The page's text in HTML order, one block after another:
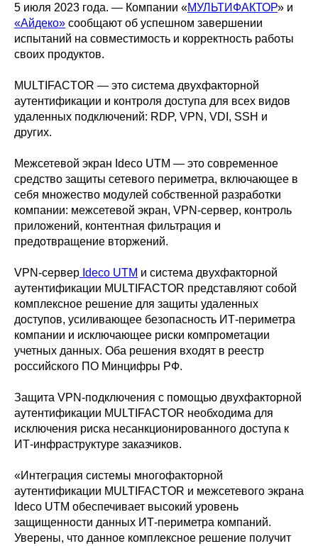
5 июля 2023 года. — Компании «МУЛЬТИФАКТОР» и
«Айдеко» сообщают об успешном завершении
испытаний на совместимость и корректность работы
своих продуктов.
MULTIFACTOR — это система двухфакторной
аутентификации и контроля доступа для всех видов
удаленных подключений: RDP, VPN, VDI, SSH и
других.
Межсетевой экран Ideco UTM — это современное
средство защиты сетевого периметра, включающее в
себя множество модулей собственной разработки
компании: межсетевой экран, VPN-сервер, контроль
приложений, контентная фильтрация и
предотвращение вторжений.
VPN-сервер Ideco UTM и система двухфакторной
аутентификации MULTIFACTOR представляют собой
комплексное решение для защиты удаленных
доступов, усиливающее безопасность ИТ-периметра
компании и исключающее риски компрометации
учетных данных. Оба решения входят в реестр
российского ПО Минцифры РФ.
Защита VPN-подключения с помощью двухфакторной
аутентификации MULTIFACTOR необходима для
исключения риска несанкционированного доступа к
ИТ-инфраструктуре заказчиков.
«Интеграция системы многофакторной
аутентификации MULTIFACTOR и межсетевого экрана
Ideco UTM обеспечивает высокий уровень
защищенности данных ИТ-периметра компаний.
Уверены, что данное комплексное решение получит